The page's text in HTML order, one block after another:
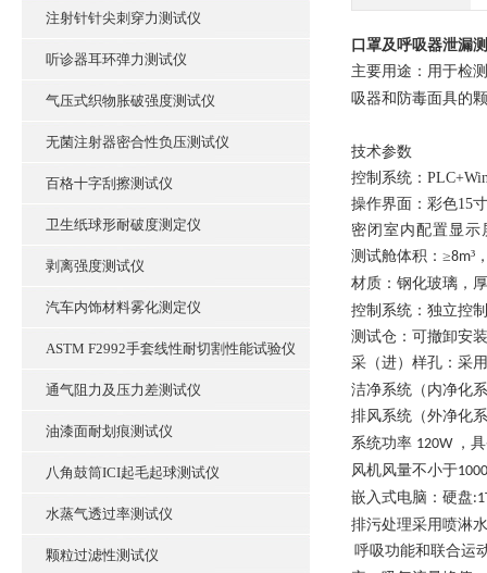
注射针针尖刺穿力测试仪
听诊器耳环弹力测试仪
气压式织物胀破强度测试仪
无菌注射器密合性负压测试仪
百格十字刮擦测试仪
卫生纸球形耐破度测定仪
剥离强度测试仪
汽车内饰材料雾化测定仪
ASTM F2992手套线性耐切割性能试验仪
通气阻力及压力差测试仪
油漆面耐划痕测试仪
八角鼓筒ICI起毛起球测试仪
水蒸气透过率测试仪
颗粒过滤性测试仪
口罩及呼吸器泄漏
主要用途：用于检
吸器和防毒面具的
技术参数
控制系统：
操作界面：彩色15
密闭室内配置显
测试舱体积： ≥8m³
材质：钢化玻璃 ，
控制系统：独立控
测试仓：可撤卸安
采（进）样孔：采用
洁净系统（内净化
排风系统（外净化
系统功率 120W ，
风机风量不小于
嵌入式电脑： 硬盘
排污处理采用喷淋
呼吸功能和联合运